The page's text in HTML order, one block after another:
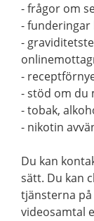
- frågor om
- funderingar
-
-
- stöd om du
- tobak,
- nikotin
Du kan
sätt. Du kan
tjänsterna
videosamtal